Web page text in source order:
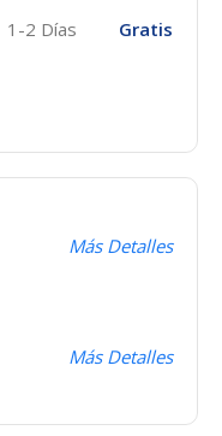
1-2 Días Gratis
Más Detalles
Más Detalles